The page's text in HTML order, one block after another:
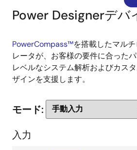
Power Designerデバ
PowerCompass™を搭載したマル
レータが、お客様の要件に合った
レベルなシステム解析およびカス
ザインを支援します。
モード:
入力